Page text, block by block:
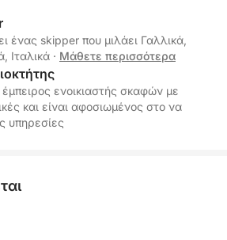
ένας skipper που μιλάει Γαλλικά,
Ιταλικά · Μάθετε περισσότερα
ενοικιαστής σκαφών με
και είναι αφοσιωμένος στο να
υπηρεσίες